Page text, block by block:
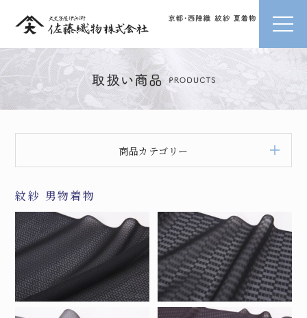
商品カテゴリー
紋紗 男物着物